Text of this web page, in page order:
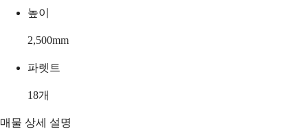
높이
2,500mm
파렛트
18개
매물 상세 설명